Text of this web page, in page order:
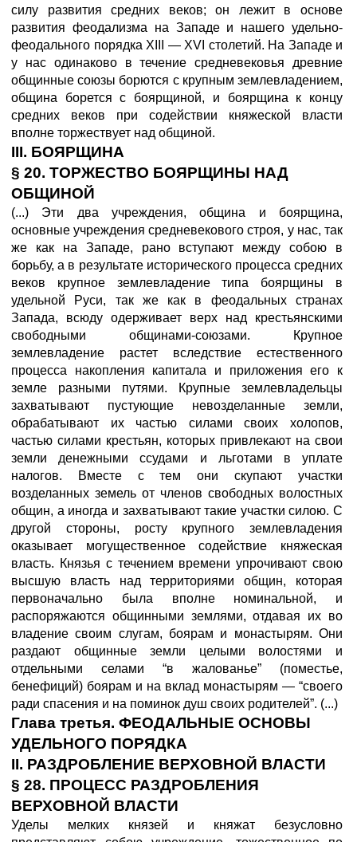
силу развития средних веков; он лежит в основе
развития феодализма на Западе и нашего удельно-
феодального порядка XIII — XVI столетий. На Западе и
у нас одинаково в течение средневековья древние
общинные союзы борются с крупным землевладением,
община борется с боярщиной, и боярщина к концу
средних веков при содействии княжеской власти
вполне торжествует над общиной.
III. БОЯРЩИНА
§ 20. ТОРЖЕСТВО БОЯРЩИНЫ НАД
ОБЩИНОЙ
(...) Эти два учреждения, община и боярщина,
основные учреждения средневекового строя, у нас, так
же как на Западе, рано вступают между собою в
борьбу, а в результате исторического процесса средних
веков крупное землевладение типа боярщины в
удельной Руси, так же как в феодальных странах
Запада, всюду одерживает верх над крестьянскими
свободными общинами-союзами. Крупное
землевладение растет вследствие естественного
процесса накопления капитала и приложения его к
земле разными путями. Крупные землевладельцы
захватывают пустующие невозделанные земли,
обрабатывают их частью силами своих холопов,
частью силами крестьян, которых привлекают на свои
земли денежными ссудами и льготами в уплате
налогов. Вместе с тем они скупают участки
возделанных земель от членов свободных волостных
общин, а иногда и захватывают такие участки силою. С
другой стороны, росту крупного землевладения
оказывает могущественное содействие княжеская
власть. Князья с течением времени упрочивают свою
высшую власть над территориями общин, которая
первоначально была вполне номинальной, и
распоряжаются общинными землями, отдавая их во
владение своим слугам, боярам и монастырям. Они
раздают общинные земли целыми волостями и
отдельными селами “в жалованье” (поместье,
бенефиций) боярам и на вклад монастырям — “своего
ради спасения и на поминок душ своих родителей”. (...)
Глава третья. ФЕОДАЛЬНЫЕ ОСНОВЫ
УДЕЛЬНОГО ПОРЯДКА
II. РАЗДРОБЛЕНИЕ ВЕРХОВНОЙ ВЛАСТИ
§ 28. ПРОЦЕСС РАЗДРОБЛЕНИЯ
ВЕРХОВНОЙ ВЛАСТИ
Уделы мелких князей и княжат безусловно